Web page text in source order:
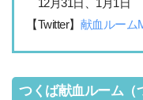
【Twitter】 献血ルーム
つくば献血ルーム（